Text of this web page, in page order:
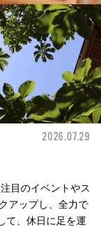
2026.07.29
目のイベントやス
アップし、全力で
て、休日に足を運